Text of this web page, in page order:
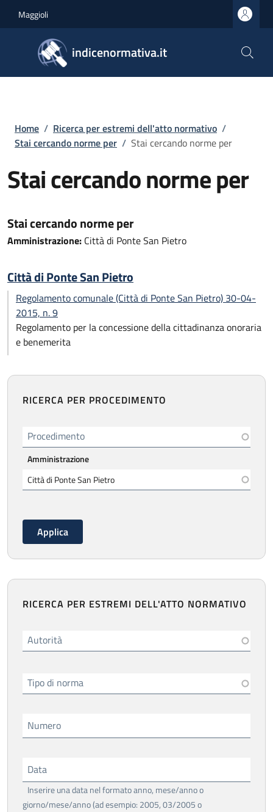
Maggioli
indicenormativa.it
Briciole di pane
Home / Ricerca per estremi dell'atto normativo /
Stai cercando norme per / Stai cercando norme per
Stai cercando norme per
Stai cercando norme per
Amministrazione: Città di Ponte San Pietro
Città di Ponte San Pietro
Regolamento comunale (Città di Ponte San Pietro) 30-04-
2015, n. 9
Regolamento per la concessione della cittadinanza onoraria
e benemerita
RICERCA PER PROCEDIMENTO
Procedimento
Amministrazione
RICERCA PER ESTREMI DELL'ATTO NORMATIVO
Autorità
Tipo di norma
Numero
Data
Inserire una data nel formato anno, mese/anno o
giorno/mese/anno (ad esempio: 2005, 03/2005 o